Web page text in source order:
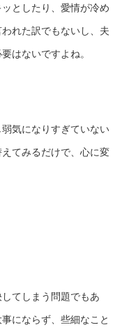
としたり、愛情が冷め
れた訳でもないし、夫
はないですよね。
気になりすぎていない
てみるだけで、心に変
てしまう問題でもあ
にならず、些細なこと